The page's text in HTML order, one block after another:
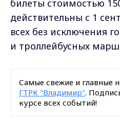
билеты стоимостью
действительны с 1
всех без исключения
и троллейбусных
Самые свежие и главные
ГТРК "Владимир".
курсе всех событий!